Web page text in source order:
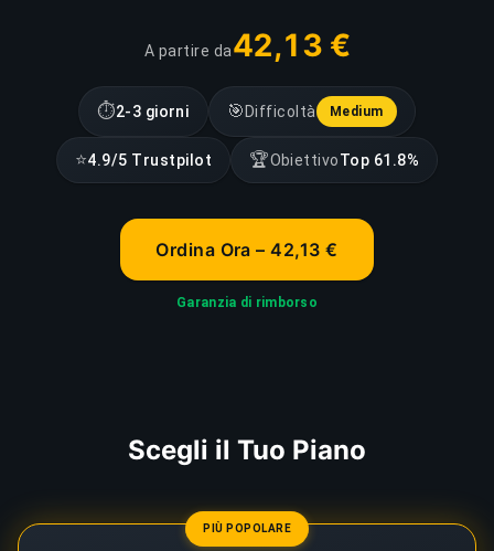
A partire da42,13 €
⏱2-3 giorni 🎯 Difficoltà Medium
⭐4.9/5 Trustpilot 🏆ObiettivoTop 61.8%
Ordina Ora – 42,13 €
Garanzia di rimborso
Scegli il Tuo Piano
PIÙ POPOLARE